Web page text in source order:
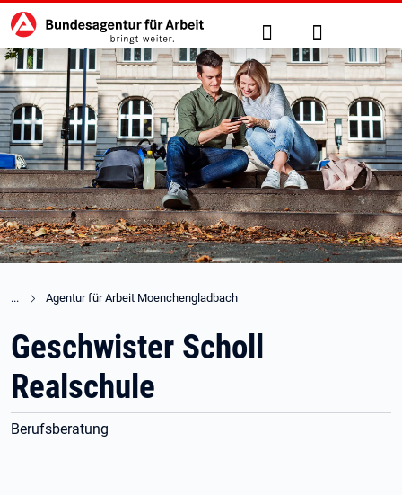
zu den Hauptinhalten springen
Hauptnavigation Suche Anmelden
Agentur für Arbeit Moenchengladbach
Geschwister Scholl
Realschule
Berufsberatung